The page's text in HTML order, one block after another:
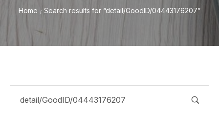
Home / Search results for “detail/GoodID/04443176207”